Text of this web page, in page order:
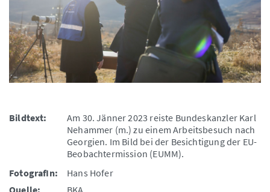
Bildtext:
Am 30. Jänner 2023 reiste Bundeskanzler Karl
Nehammer (m.) zu einem Arbeitsbesuch nach
Georgien. Im Bild bei der Besichtigung der EU-
Beobachtermission (EUMM).
FotografIn:
Hans Hofer